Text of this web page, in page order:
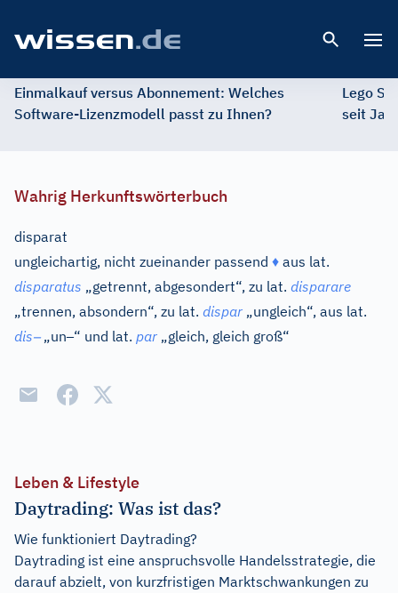
Einmalkauf versus Abonnement: Welches
Software-Lizenzmodell passt zu Ihnen?
Lego
seit
Wahrig Herkunftswörterbuch
disparat
ungleichartig, nicht zueinander passend ♦ aus lat.
disparatus „getrennt, abgesondert“, zu lat. disparare
„trennen, absondern“, zu lat. dispar „ungleich“, aus lat.
dis–„un–“ und lat. par „gleich, gleich groß“
Leben & Lifestyle
Daytrading: Was ist das?
Wie funktioniert Daytrading?
Daytrading ist eine anspruchsvolle Handelsstrategie, die
darauf abzielt, von kurzfristigen Marktschwankungen zu